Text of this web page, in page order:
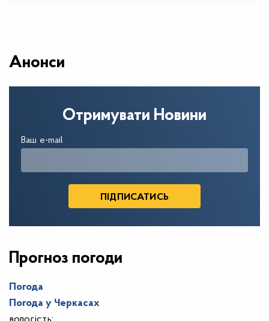
Анонси
Отримувати Новини
Ваш e-mail
Прогноз погоди
Погода
Погода у Черкасах